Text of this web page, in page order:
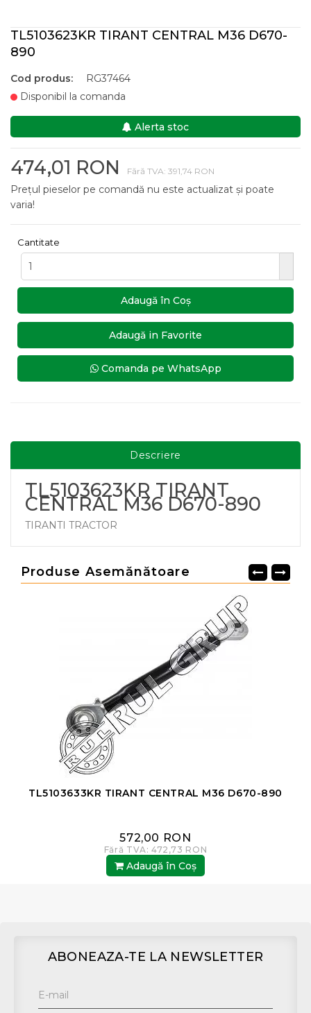
TL5103623KR TIRANT CENTRAL M36 D670-
890
Cod produs:
RG37464
Disponibil la comanda
Alerta stoc
474,01 RON Fără TVA: 391,74 RON
Prețul pieselor pe comandă nu este actualizat și poate
varia!
Cantitate
Adaugă în Coş
Adaugă in Favorite
Comanda pe WhatsApp
Descriere
TL5103623KR TIRANT
CENTRAL M36 D670-890
TIRANTI TRACTOR
Produse Asemănătoare
TL5103633KR TIRANT CENTRAL M36 D670-890
572,00 RON
Fără TVA: 472,73 RON
Adaugă în Coş
ABONEAZA-TE LA NEWSLETTER